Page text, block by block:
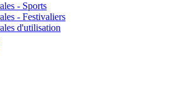
- Sports
- Festivaliers
d'utilisation